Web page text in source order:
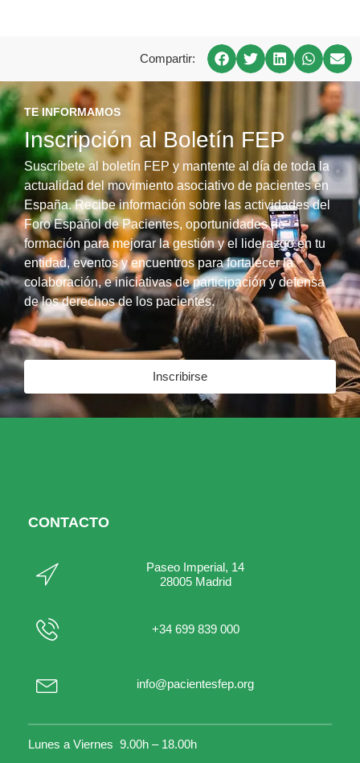
Compartir:
TE INFORMAMOS
Inscripción al Boletín FEP
Suscríbete al boletín FEP y mantente al día de toda la
actualidad del movimiento asociativo de pacientes en
España. Recibe información sobre las actividades del
Foro Español de Pacientes, oportunidades de
formación para mejorar la gestión y el liderazgo en tu
entidad, eventos y encuentros para fortalecer la
colaboración, e iniciativas de participación y defensa
de los derechos de los pacientes.
Inscribirse
CONTACTO
Paseo Imperial, 14
28005 Madrid
+34 699 839 000
info@pacientesfep.org
Lunes a Viernes 9.00h – 18.00h